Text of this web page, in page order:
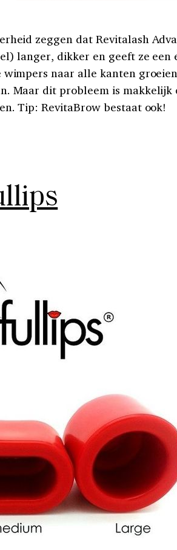
zeggen dat Revitalash
langer, dikker en geeft ze een
naar alle kanten groeien
Maar dit probleem is makkelijk
Tip: RevitaBrow bestaat ook!